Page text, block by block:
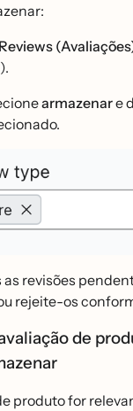
Reviews
).
armazenare
as revisões
rejeite-os
de
produto for